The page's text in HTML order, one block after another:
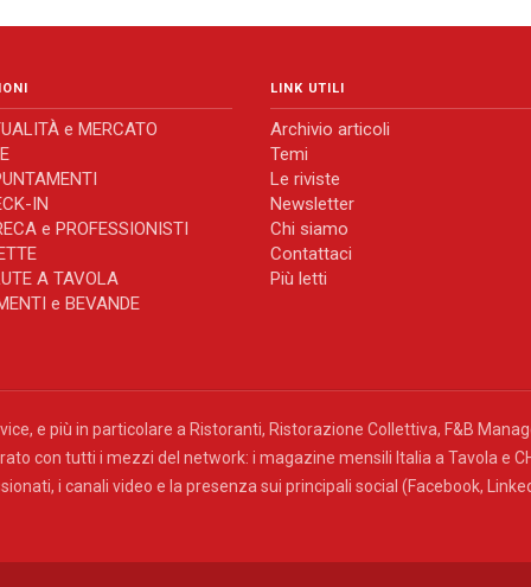
e MERCATO
IN
e PROFESSIONISTI
A TAVOLA
e BEVANDE
LINK UTILI
Archivio articoli
Temi
Le riviste
Newsletter
Chi siamo
Contattaci
Più letti
e più in particolare a Ristoranti, Ristorazione Collettiva, F&B
con tutti i mezzi del network: i magazine mensili Italia a Tavola e
i canali video e la presenza sui principali social (Facebook,